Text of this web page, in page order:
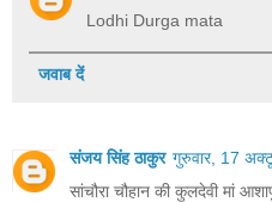
Lodhi Durga mata
जवाब दें
संजय सिंह ठाकुर गुरुवार, 17
सांचौरा चौहान की कुलदेवी मां